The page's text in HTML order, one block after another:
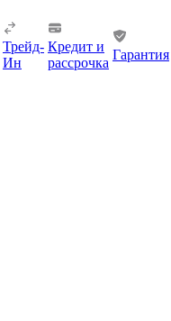
Трейд-
Ин
Кредит и
рассрочка
Гарантия